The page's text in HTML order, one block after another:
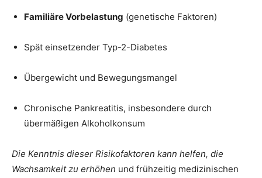
Familiäre Vorbelastung (genetische Faktoren)
Spät einsetzender Typ-2-Diabetes
Übergewicht und Bewegungsmangel
Chronische Pankreatitis, insbesondere durch
übermäßigen Alkoholkonsum
Die Kenntnis dieser Risikofaktoren kann helfen, die
Wachsamkeit zu erhöhen und frühzeitig medizinischen